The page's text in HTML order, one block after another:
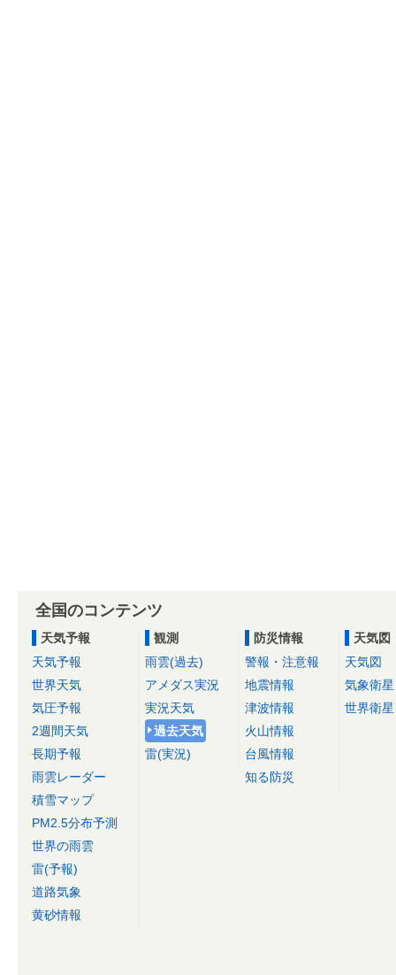
全国のコンテンツ
天気予報
天気予報
世界天気
気圧予報
2週間天気
長期予報
雨雲レーダー
積雪マップ
PM2.5分布予測
世界の雨雲
雷(予報)
道路気象
黄砂情報
観測
雨雲(過去)
アメダス実況
実況天気
過去天気
雷(実況)
防災情報
警報・注意報
地震情報
津波情報
火山情報
台風情報
知る防災
天気図
天気図
気象衛星
世界衛星